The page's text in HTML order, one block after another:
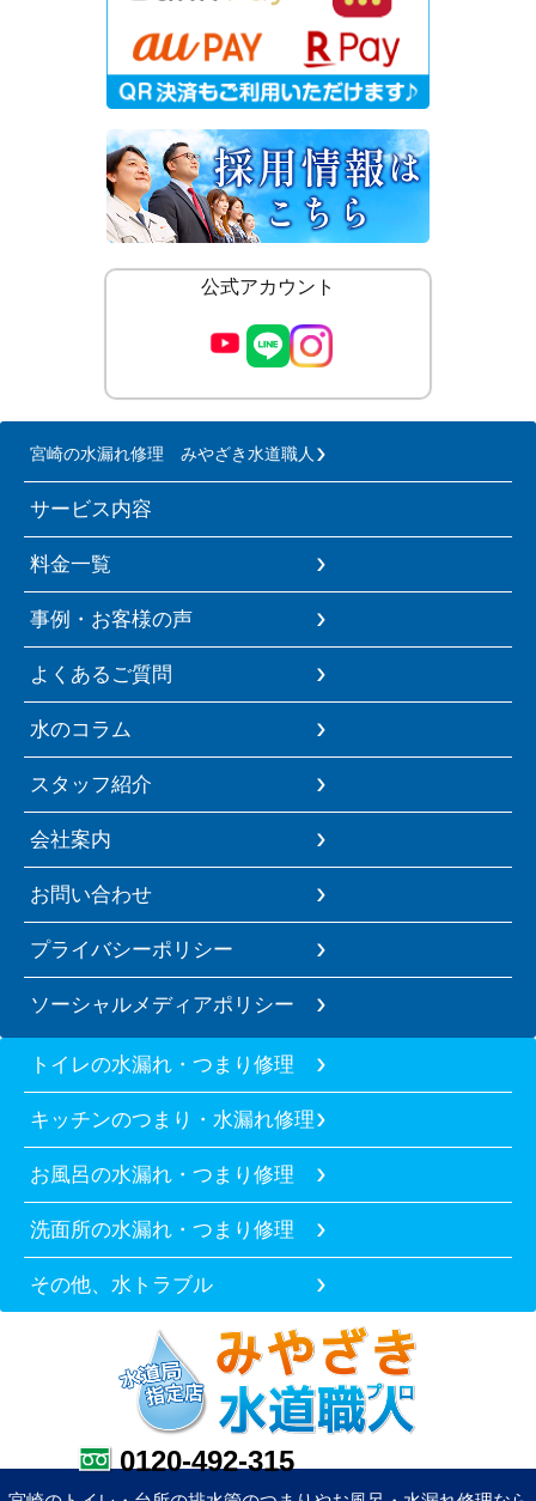
公式アカウント
宮崎の水漏れ修理 みやざき水道職人
サービス内容
料金一覧
事例・お客様の声
よくあるご質問
水のコラム
スタッフ紹介
会社案内
お問い合わせ
プライバシーポリシー
ソーシャルメディアポリシー
トイレの水漏れ・つまり修理
キッチンのつまり・水漏れ修理
お風呂の水漏れ・つまり修理
洗面所の水漏れ・つまり修理
その他、水トラブル
0120-492-315